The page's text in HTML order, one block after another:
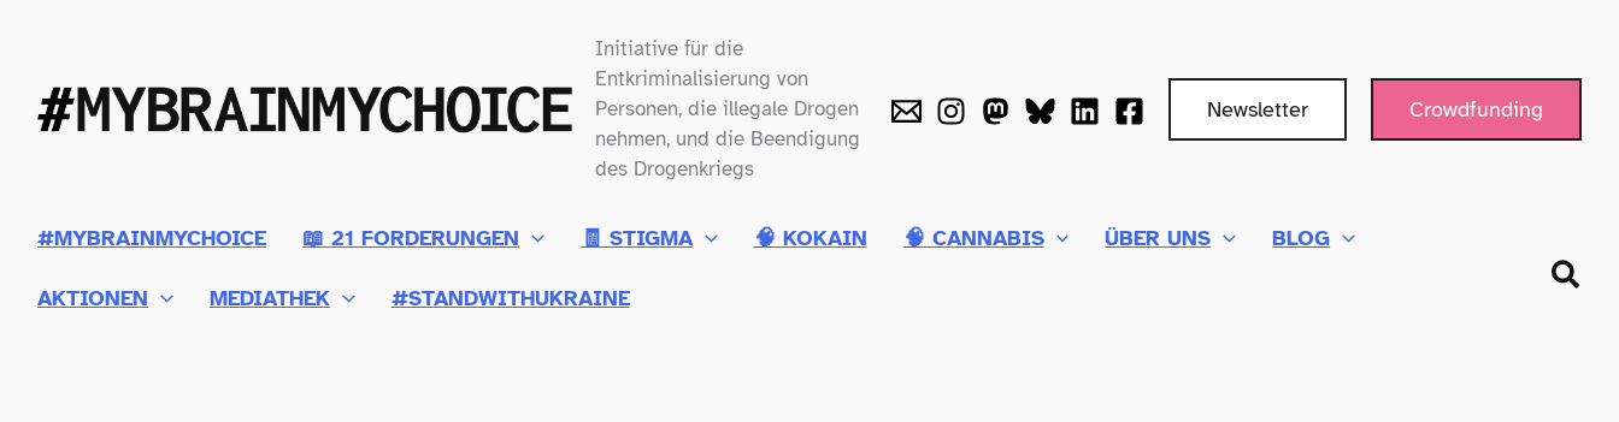
springen
Initiative für die
Entkriminalisierung von
Personen, die illegale Drogen
nehmen, und die Beendigung
des Drogenkriegs
Newsletter Crowdfunding
#MYBRAINMYCHOICE 📖 21 FORDERUNGEN 🧾 STIGMA 🧠 KOKAIN 🧠 CANNABIS ÜBER UNS BLOG
AKTIONEN MEDIATHEK #STANDWITHUKRAINE